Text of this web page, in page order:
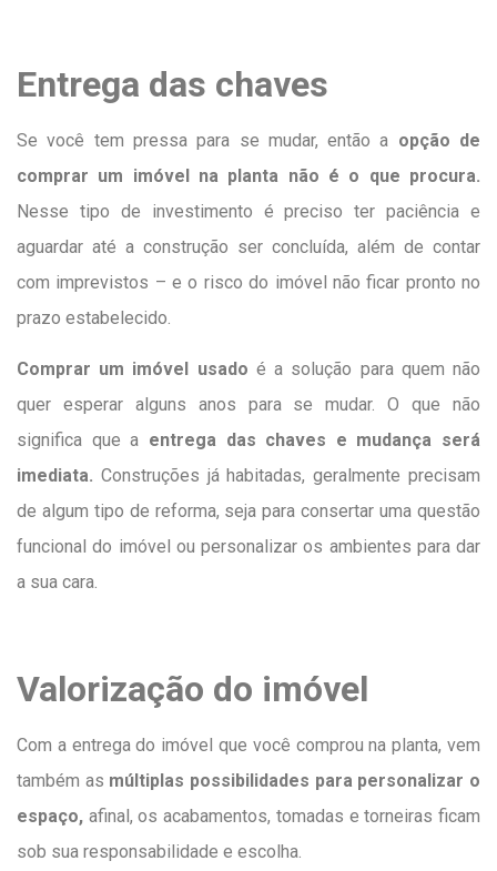
Entrega das chaves
Se você tem pressa para se mudar, então a opção de
comprar um imóvel na planta não é o que procura.
Nesse tipo de investimento é preciso ter paciência e
aguardar até a construção ser concluída, além de contar
com imprevistos – e o risco do imóvel não ficar pronto no
prazo estabelecido.
Comprar um imóvel usado é a solução para quem não
quer esperar alguns anos para se mudar. O que não
significa que a entrega das chaves e mudança será
imediata. Construções já habitadas, geralmente precisam
de algum tipo de reforma, seja para consertar uma questão
funcional do imóvel ou personalizar os ambientes para dar
a sua cara.
Valorização do imóvel
Com a entrega do imóvel que você comprou na planta, vem
também as múltiplas possibilidades para personalizar o
espaço, afinal, os acabamentos, tomadas e torneiras ficam
sob sua responsabilidade e escolha.